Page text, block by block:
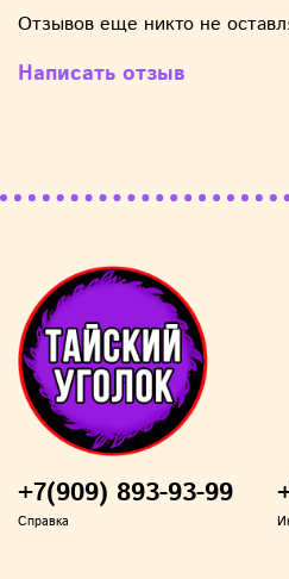
Отзывов еще никто не
Написать отзыв
+7(909) 893-93-99
Справка